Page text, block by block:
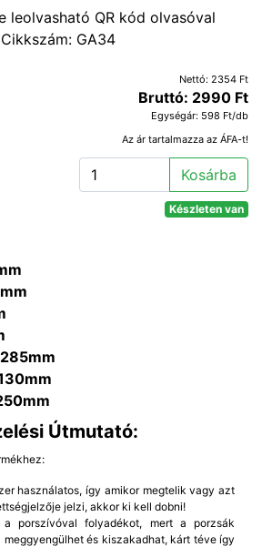
Cikkszám: GA34
Nettó: 2354 Ft
Bruttó: 2990 Ft
Egységár: 598 Ft/db
Az ár tartalmazza az ÁFA-t!
Kosárba
Készleten van
285mm
Útmutató:
használatos, így amikor megtelik vagy azt
jelzi, akkor ki kell dobni!
porszívóval folyadékot, mert a porzsák
és kiszakadhat, kárt téve így